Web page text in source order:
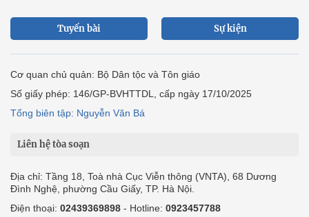
Tuyến bài Sự kiện
Cơ quan chủ quản: Bộ Dân tộc và Tôn giáo
Số giấy phép: 146/GP-BVHTTDL, cấp ngày 17/10/2025
Tổng biên tập: Nguyễn Văn Bá
Liên hệ tòa soạn
Địa chỉ: Tầng 18, Toà nhà Cục Viễn thông (VNTA), 68 Dương
Đình Nghệ, phường Cầu Giấy, TP. Hà Nội.
Điện thoại: 02439369898 - Hotline: 0923457788